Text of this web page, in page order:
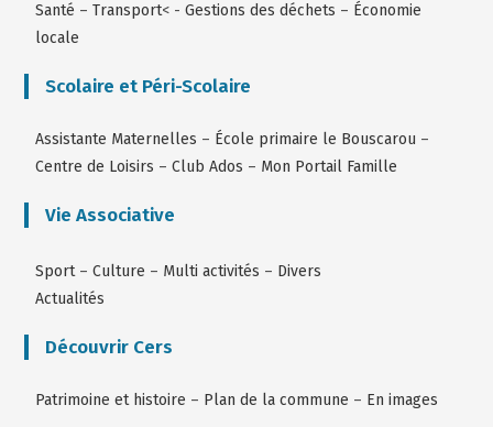
Santé –Transport< -Gestions des déchets – Économie
locale
Scolaire et Péri-Scolaire
Assistante Maternelles – École primaire le Bouscarou –
Centre de Loisirs –Club Ados – Mon Portail Famille
Vie Associative
Sport –Culture – Multi activités – Divers
Actualités
Découvrir Cers
Patrimoine et histoire – Plan de la commune – En images